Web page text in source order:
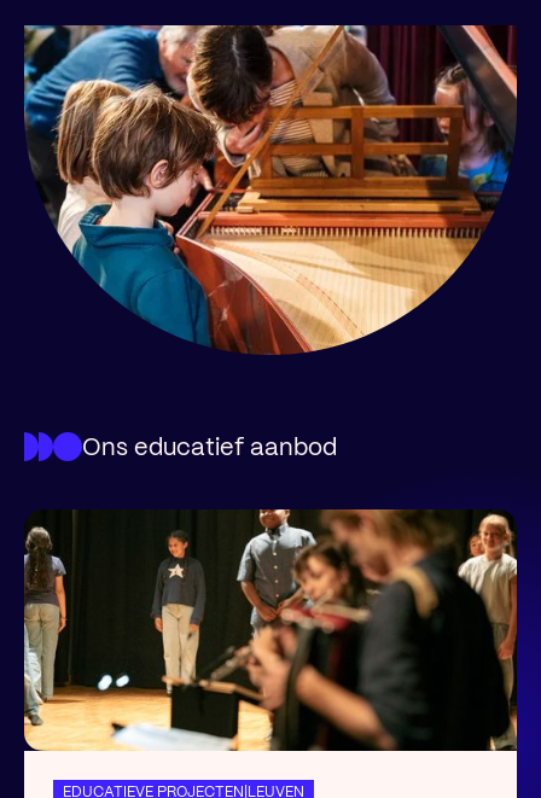
Ons educatief aanbod
EDUCATIEVE PROJECTEN|LEUVEN